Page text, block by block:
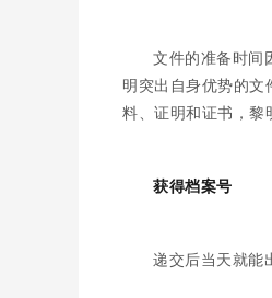
文件的准备时间
明突出自身优势的文
料、证明和证书，黎
获得档案号
递交后当天就能